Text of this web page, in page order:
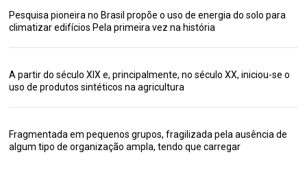
Pesquisa pioneira no Brasil propõe o uso de energia do solo para
climatizar edifícios Pela primeira vez na história
A partir do século XIX e, principalmente, no século XX, iniciou-se o
uso de produtos sintéticos na agricultura
Fragmentada em pequenos grupos, fragilizada pela ausência de
algum tipo de organização ampla, tendo que carregar